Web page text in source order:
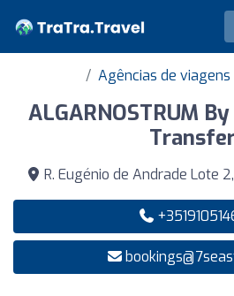
Agências de
ALGARNOSTRUM
R. Eugénio de Andrade Lote